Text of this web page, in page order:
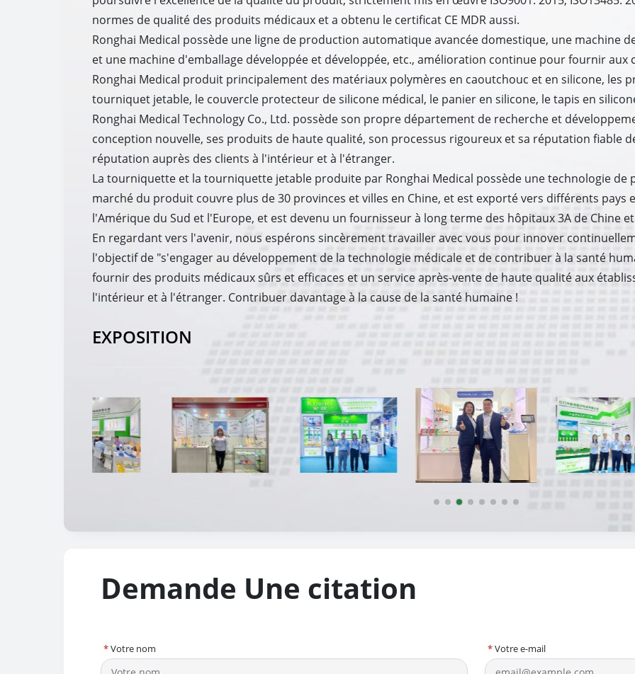
normes de qualité des produits médicaux et a obtenu le certificat CE MDR aussi.
Ronghai Medical possède une ligne de production automatique avancée domestique, une machine
et une machine d'emballage développée et développée, etc., amélioration continue pour fournir aux
Ronghai Medical produit principalement des matériaux polymères en caoutchouc et en silicone, les
tourniquet jetable, le couvercle protecteur de silicone médical, le panier en silicone, le tapis en
Ronghai Medical Technology Co., Ltd. possède son propre département de recherche et
conception nouvelle, ses produits de haute qualité, son processus rigoureux et sa réputation fiable
réputation auprès des clients à l'intérieur et à l'étranger.
La tourniquette et la tourniquette jetable produite par Ronghai Medical possède une technologie de
marché du produit couvre plus de 30 provinces et villes en Chine, et est exporté vers différents pays
l'Amérique du Sud et l'Europe, et est devenu un fournisseur à long terme des hôpitaux 3A de Chine
En regardant vers l'avenir, nous espérons sincèrement travailler avec vous pour innover
l'objectif de "s'engager au développement de la technologie médicale et de contribuer à la santé
fournir des produits médicaux sûrs et efficaces et un service après-vente de haute qualité aux
l'intérieur et à l'étranger. Contribuer davantage à la cause de la santé humaine !
EXPOSITION
Demande Une citation
*Votre nom *Votre e-mail